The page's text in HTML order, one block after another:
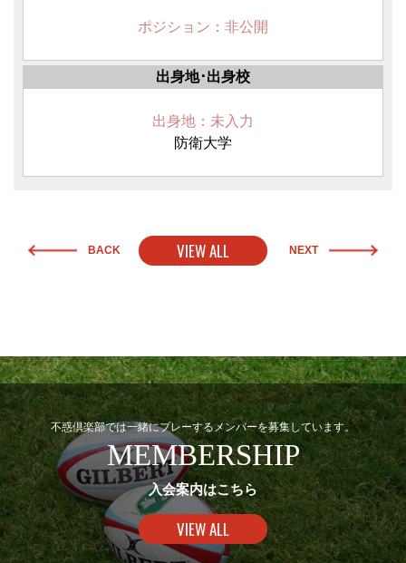
ポジション：非公開
出身地･出身校
出身地：未入力
防衛大学
BACK VIEW ALL NEXT
不惑倶楽部では一緒にプレーするメンバーを募集しています。
MEMBERSHIP
入会案内はこちら
VIEW ALL